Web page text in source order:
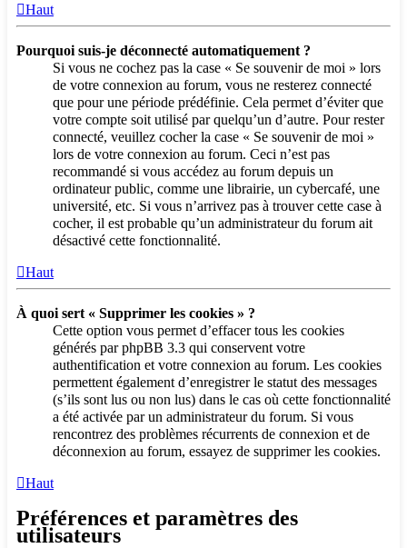
Haut
Pourquoi suis-je déconnecté automatiquement ?
Si vous ne cochez pas la case « Se souvenir de moi » lors
de votre connexion au forum, vous ne resterez connecté
que pour une période prédéfinie. Cela permet d’éviter que
votre compte soit utilisé par quelqu’un d’autre. Pour rester
connecté, veuillez cocher la case « Se souvenir de moi »
lors de votre connexion au forum. Ceci n’est pas
recommandé si vous accédez au forum depuis un
ordinateur public, comme une librairie, un cybercafé, une
université, etc. Si vous n’arrivez pas à trouver cette case à
cocher, il est probable qu’un administrateur du forum ait
désactivé cette fonctionnalité.
Haut
À quoi sert « Supprimer les cookies » ?
Cette option vous permet d’effacer tous les cookies
générés par phpBB 3.3 qui conservent votre
authentification et votre connexion au forum. Les cookies
permettent également d’enregistrer le statut des messages
(s’ils sont lus ou non lus) dans le cas où cette fonctionnalité
a été activée par un administrateur du forum. Si vous
rencontrez des problèmes récurrents de connexion et de
déconnexion au forum, essayez de supprimer les cookies.
Haut
Préférences et paramètres des
utilisateurs